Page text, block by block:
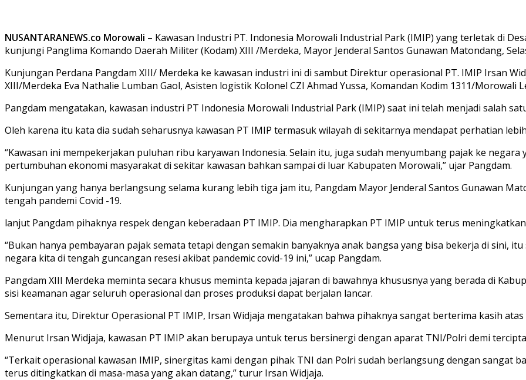
NUSANTARANEWS.co Morowali – Kawasan Industri PT. Indonesia Morowali Industrial Park (IMIP) yang terletak di
kunjungi Panglima Komando Daerah Militer (Kodam) XIII /Merdeka, Mayor Jenderal Santos Gunawan Matondang,
Kunjungan Perdana Pangdam XIII/ Merdeka ke kawasan industri ini di sambut Direktur operasional PT. IMIP Irsan
XIII/Merdeka Eva Nathalie Lumban Gaol, Asisten logistik Kolonel CZI Ahmad Yussa, Komandan Kodim 1311/Morowali
Pangdam mengatakan, kawasan industri PT Indonesia Morowali Industrial Park (IMIP) saat ini telah menjadi salah
Oleh karena itu kata dia sudah seharusnya kawasan PT IMIP termasuk wilayah di sekitarnya mendapat perhatian
“Kawasan ini mempekerjakan puluhan ribu karyawan Indonesia. Selain itu, juga sudah menyumbang pajak ke
pertumbuhan ekonomi masyarakat di sekitar kawasan bahkan sampai di luar Kabupaten Morowali,” ujar Pangdam.
Kunjungan yang hanya berlangsung selama kurang lebih tiga jam itu, Pangdam Mayor Jenderal Santos Gunawan
tengah pandemi Covid -19.
lanjut Pangdam pihaknya respek dengan keberadaan PT IMIP. Dia mengharapkan PT IMIP untuk terus
“Bukan hanya pembayaran pajak semata tetapi dengan semakin banyaknya anak bangsa yang bisa bekerja di sini,
negara kita di tengah guncangan resesi akibat pandemic covid-19 ini,” ucap Pangdam.
Pangdam XIII Merdeka meminta secara khusus meminta kepada jajaran di bawahnya khususnya yang berada di
sisi keamanan agar seluruh operasional dan proses produksi dapat berjalan lancar.
Sementara itu, Direktur Operasional PT IMIP, Irsan Widjaja mengatakan bahwa pihaknya sangat berterima kasih
Menurut Irsan Widjaja, kawasan PT IMIP akan berupaya untuk terus bersinergi dengan aparat TNI/Polri demi
“Terkait operasional kawasan IMIP, sinergitas kami dengan pihak TNI dan Polri sudah berlangsung dengan sangat
terus ditingkatkan di masa-masa yang akan datang,” turur Irsan Widjaja.